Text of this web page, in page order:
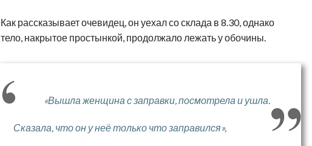
Как рассказывает очевидец, он уехал со склада в 8.30, однако
тело, накрытое простынкой, продолжало лежать у обочины.
«Вышла женщина с заправки, посмотрела и ушла.
Сказала, что он у неё только что заправился»,